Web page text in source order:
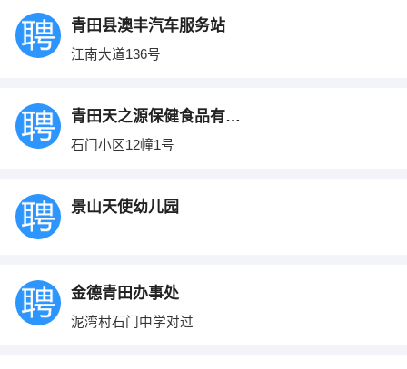
青田县澳丰汽车服务站
江南大道136号
青田天之源保健食品有限公司
石门小区12幢1号
景山天使幼儿园
金德青田办事处
泥湾村石门中学对过